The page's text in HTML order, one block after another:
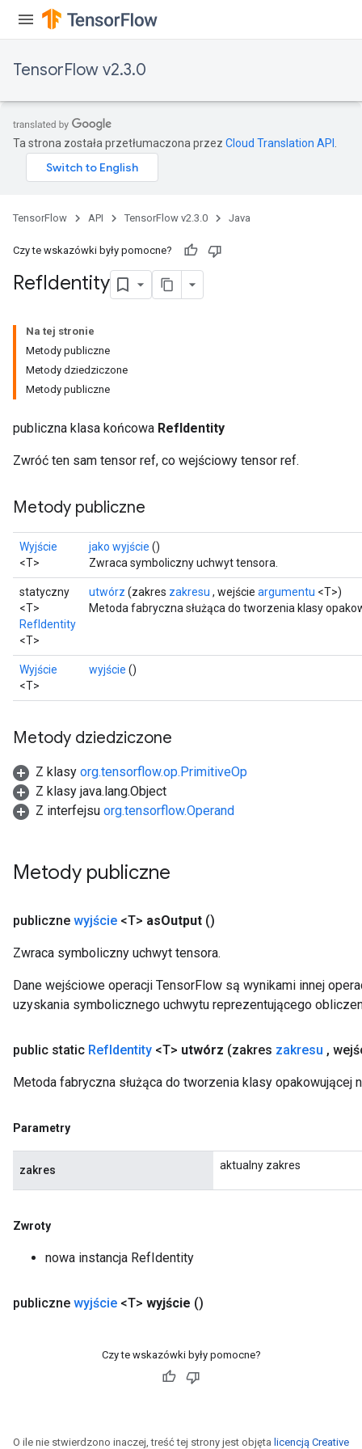
TensorFlow v2.3.0
Ta strona została przetłumaczona przez Cloud Translation API
TensorFlow API TensorFlow v2.3.0 Java
Czy te wskazówki były pomocne?
RefIdentity
Na tej stronie
Metody publiczne
Metody dziedziczone
Metody publiczne
publiczna klasa końcowa RefIdentity
Zwróć ten sam tensor ref, co wejściowy tensor ref.
Metody publiczne
Wyjście
<T>
jako wyjście ()
Zwraca symboliczny uchwyt tensora.
statyczny
<T>
RefIdentity
<T>
utwórz (zakres zakresu , wejście argumentu <T>)
Metoda fabryczna służąca do tworzenia klasy
Wyjście
<T>
wyjście ()
Metody dziedziczone
Z klasy org.tensorflow.op.PrimitiveOp
Z klasy java.lang.Object
Z interfejsu org.tensorflow.Operand
Metody publiczne
publiczne wyjście <T> asOutput ()
Zwraca symboliczny uchwyt tensora.
Dane wejściowe operacji TensorFlow są wynikami innej
uzyskania symbolicznego uchwytu reprezentującego
public static RefIdentity <T> utwórz (zakres zakresu ,
Metoda fabryczna służąca do tworzenia klasy opakowującej
Parametry
zakres aktualny zakres
Zwroty
nowa instancja RefIdentity
publiczne wyjście <T> wyjście ()
Czy te wskazówki były pomocne?
O ile nie stwierdzono inaczej, treść tej strony jest objęta licencją Creative